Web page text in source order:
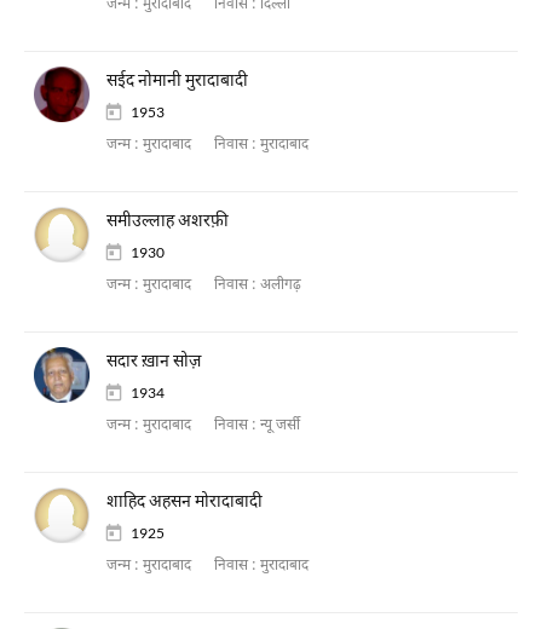
जन्म : मुरादाबाद निवास : दिल्ली
सईद नोमानी मुरादाबादी
1953
जन्म : मुरादाबाद निवास : मुरादाबाद
समीउल्लाह अशरफ़ी
1930
जन्म : मुरादाबाद निवास : अलीगढ़
सदार ख़ान सोज़
1934
जन्म : मुरादाबाद निवास : न्यू जर्सी
शाहिद अहसन मोरादाबादी
1925
जन्म : मुरादाबाद निवास : मुरादाबाद